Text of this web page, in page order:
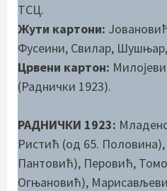
ТСЦ.
Жути картони:
Фусеини, Свилар,
Црвени картон:
(Раднички 1923).
РАДНИЧКИ 1923:
Ристић (од 65.
Пантовић), Перовић,
Огњановић),